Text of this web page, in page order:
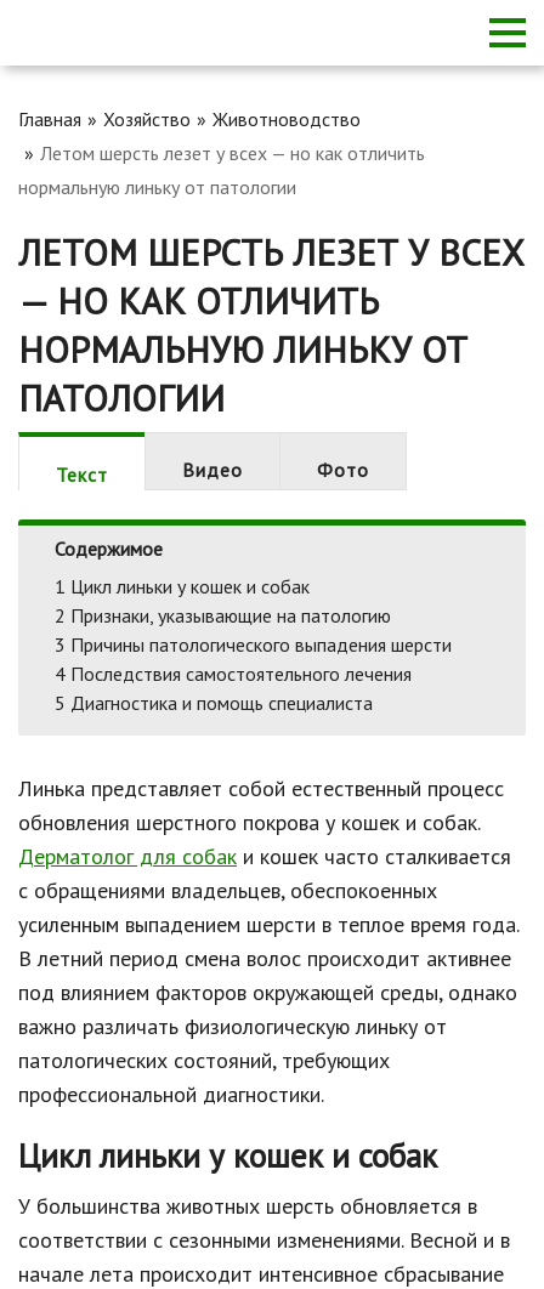
Главная Хозяйство
Животноводство
Летом шерсть лезет у всех — но как отличить
нормальную линьку от патологии
ЛЕТОМ ШЕРСТЬ ЛЕЗЕТ У ВСЕХ
— НО КАК ОТЛИЧИТЬ
НОРМАЛЬНУЮ ЛИНЬКУ ОТ
ПАТОЛОГИИ
Текст Видео Фото
Содержимое
1 Цикл линьки у кошек и собак
2 Признаки, указывающие на патологию
3 Причины патологического выпадения шерсти
4 Последствия самостоятельного лечения
5 Диагностика и помощь специалиста
Линька представляет собой естественный процесс
обновления шерстного покрова у кошек и собак.
Дерматолог для собак и кошек часто сталкивается
с обращениями владельцев, обеспокоенных
усиленным выпадением шерсти в теплое время года.
В летний период смена волос происходит активнее
под влиянием факторов окружающей среды, однако
важно различать физиологическую линьку от
патологических состояний, требующих
профессиональной диагностики.
Цикл линьки у кошек и собак
У большинства животных шерсть обновляется в
соответствии с сезонными изменениями. Весной и в
начале лета происходит интенсивное сбрасывание